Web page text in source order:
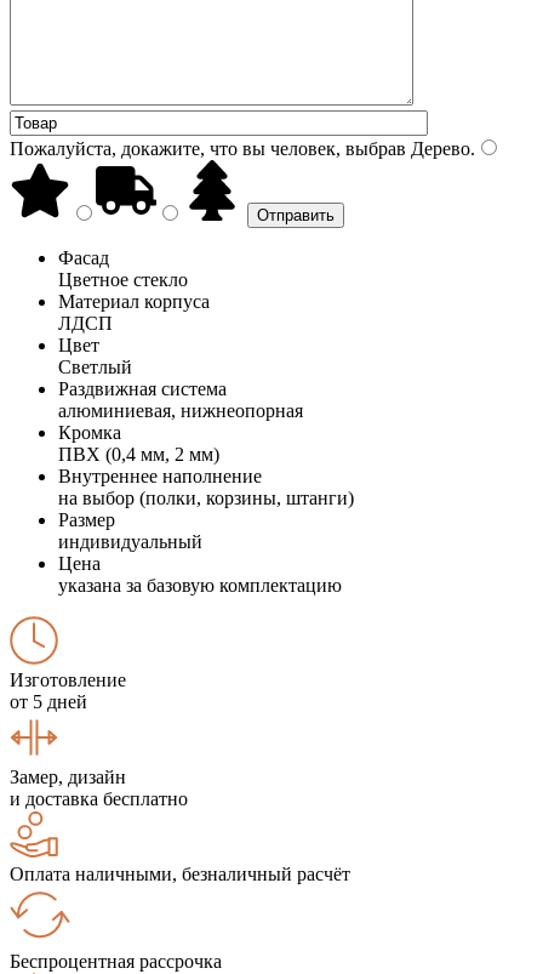
Пожалуйста, докажите, что вы человек, выбрав Дерево.
Фасад
Цветное стекло
Материал корпуса
ЛДСП
Цвет
Светлый
Раздвижная система
алюминиевая, нижнеопорная
Кромка
ПВХ (0,4 мм, 2 мм)
Внутреннее наполнение
на выбор (полки, корзины, штанги)
Размер
индивидуальный
Цена
указана за базовую комплектацию
Изготовление
от 5 дней
Замер, дизайн
и доставка бесплатно
Оплата наличными, безналичный расчёт
Беспроцентная рассрочка